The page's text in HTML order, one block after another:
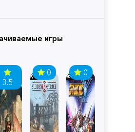
игры
3.5
0 0